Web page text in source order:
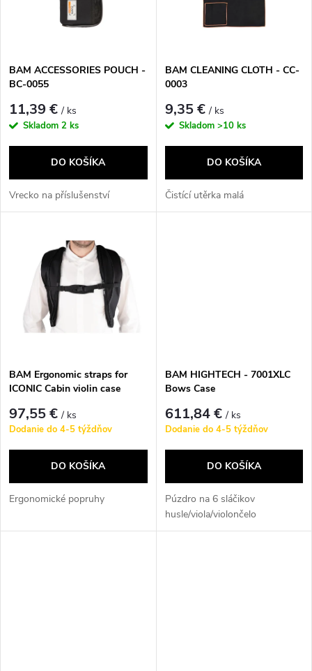
e
p
r
o
d
o
v
s
p
r
d
v
BAM ACCESSORIES POUCH -
BC-0055
11,39 €/ ks
Skladom 2 ks
DO KOŠÍKA
Vrecko na příslušenství
BAM CLEANING CLOTH - CC-
0003
9,35 €/ ks
Skladom >10 ks
DO KOŠÍKA
Čistící utěrka malá
BAM Ergonomic straps for
ICONIC Cabin violin case
97,55 €/ ks
Dodanie do 4-5 týždňov
DO KOŠÍKA
Ergonomické popruhy
BAM HIGHTECH - 7001XLC
Bows Case
611,84 €/ ks
Dodanie do 4-5 týždňov
DO KOŠÍKA
Púzdro na 6 sláčikov
husle/viola/violončelo